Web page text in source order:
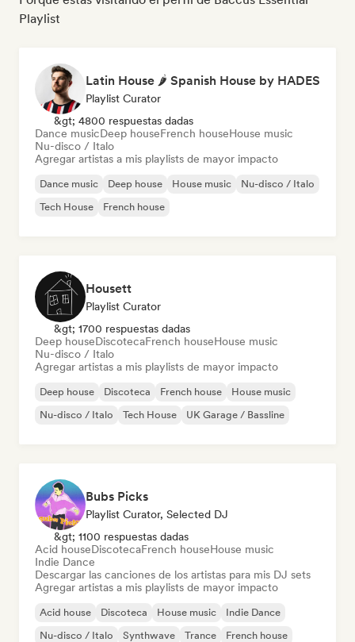
Playlist
Latin House 🌶 Spanish House by HADES
Playlist Curator
&gt; 4800 respuestas dadas
Dance musicDeep houseFrench houseHouse music
Nu-disco / Italo
Agregar artistas a mis playlists de mayor impacto
Dance music Deep house House music
Nu-disco / Italo
Tech House
French house
Housett
Playlist Curator
&gt; 1700 respuestas dadas
Deep houseDiscotecaFrench houseHouse music
Nu-disco / Italo
Agregar artistas a mis playlists de mayor impacto
Deep house Discoteca French house
House music
Nu-disco / Italo
Tech House UK Garage / Bassline
Bubs Picks
Playlist Curator, Selected DJ
&gt; 1100 respuestas dadas
Acid houseDiscotecaFrench houseHouse music
Indie Dance
Descargar las canciones de los artistas para mis DJ sets
Agregar artistas a mis playlists de mayor impacto
Acid house Discoteca House music
Indie Dance
Nu-disco / Italo
Synthwave Trance French house